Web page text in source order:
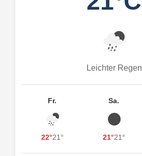
Leichter Regen
Fr.
22°21°
Sa.
21°21°